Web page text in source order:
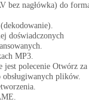
bez nagłówka) do
doświadczonych
MP3.
jest polecenie Otwórz za
plików.